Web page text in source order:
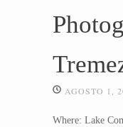
AGOSTO 1,
Where: Lake